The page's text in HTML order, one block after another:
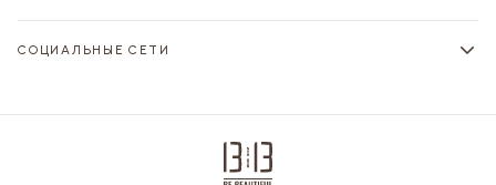
СОЦИАЛЬНЫЕ СЕТИ